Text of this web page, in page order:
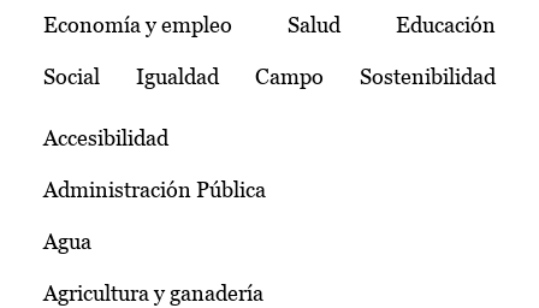
Temas
Economía y empleo Salud Educación
Social Igualdad Campo Sostenibilidad
Accesibilidad
Administración Pública
Agua
Agricultura y ganadería